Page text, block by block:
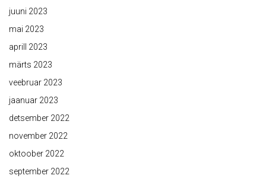
juuni 2023
mai 2023
aprill 2023
märts 2023
veebruar 2023
jaanuar 2023
detsember 2022
november 2022
oktoober 2022
september 2022